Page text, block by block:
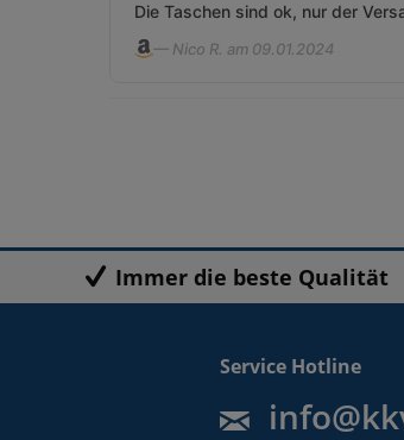
Die Taschen sind ok, nur der
— Nico R. am 09.01.2024
Immer die beste Qualität
Service Hotline